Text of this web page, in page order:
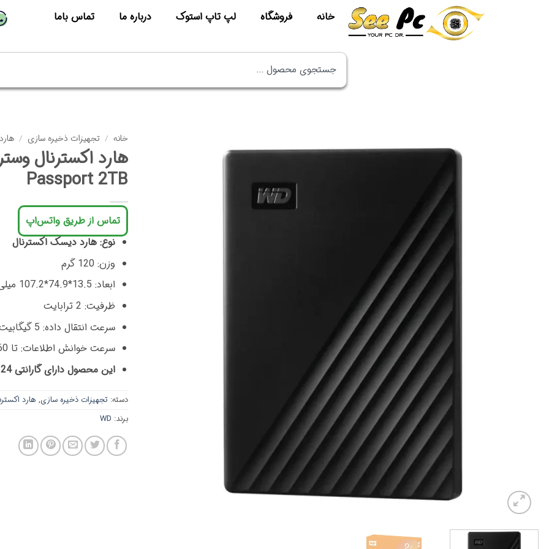
خانه فروشگاه لپ تاپ استوک درباره ما تماس باما
خانه / تجهیزات ذخیره سازی /
Passport 2TB
تماس از طریق واتس‌اپ
نوع: هارد دیسک اکسترنال
وزن: 120 گرم
ابعاد: 13.5*74.9*107.2 میلی متر
ظرفیت: 2 ترابایت
سرعت انتقال داده: 5 گیگابیت بر ثانیه
سرعت خوانش اطلاعات: تا 160 مگابایت
این محصول دارای گارانتی 24 ماه سازگار می باشد.
دسته: تجهیزات ذخیره سازی, هارد
برند: WD